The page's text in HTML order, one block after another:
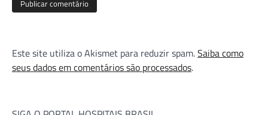
Este site utiliza o Akismet para reduzir spam.Saiba como
seus dados em comentários são processados.